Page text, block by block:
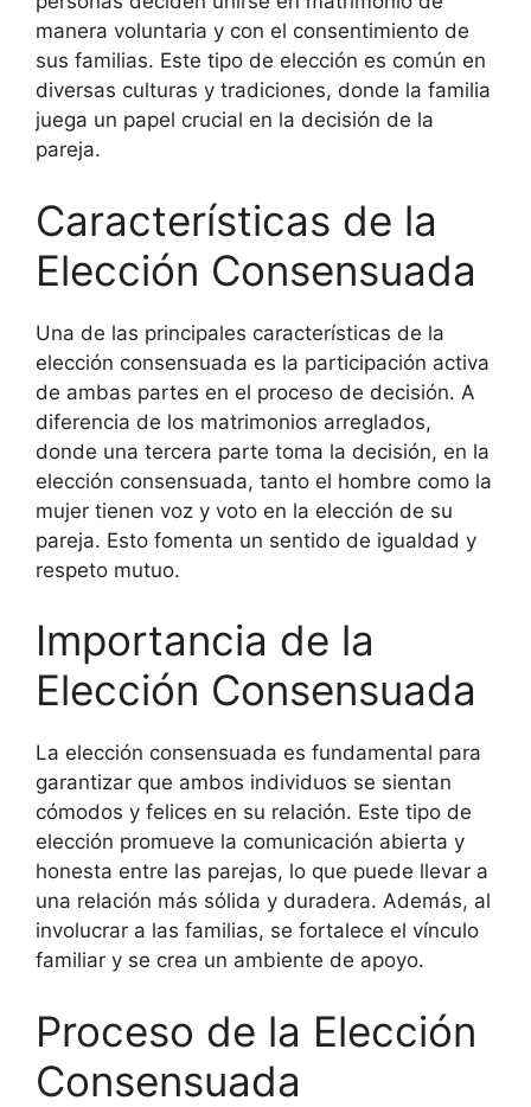
manera voluntaria y con el consentimiento de
sus familias. Este tipo de elección es común en
diversas culturas y tradiciones, donde la familia
juega un papel crucial en la decisión de la
pareja.
Características de la
Elección Consensuada
Una de las principales características de la
elección consensuada es la participación activa
de ambas partes en el proceso de decisión. A
diferencia de los matrimonios arreglados,
donde una tercera parte toma la decisión, en la
elección consensuada, tanto el hombre como la
mujer tienen voz y voto en la elección de su
pareja. Esto fomenta un sentido de igualdad y
respeto mutuo.
Importancia de la
Elección Consensuada
La elección consensuada es fundamental para
garantizar que ambos individuos se sientan
cómodos y felices en su relación. Este tipo de
elección promueve la comunicación abierta y
honesta entre las parejas, lo que puede llevar a
una relación más sólida y duradera. Además, al
involucrar a las familias, se fortalece el vínculo
familiar y se crea un ambiente de apoyo.
Proceso de la Elección
Consensuada